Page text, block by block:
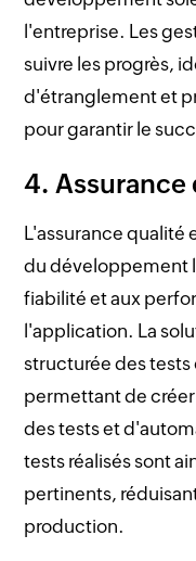
l'entreprise. Les
suivre les progrès,
d'étranglement et
pour garantir le
4. Assurance
L'assurance qualité
du développement
fiabilité et aux
l'application. La
structurée des
permettant de
des tests et
tests réalisés sont
pertinents,
production.